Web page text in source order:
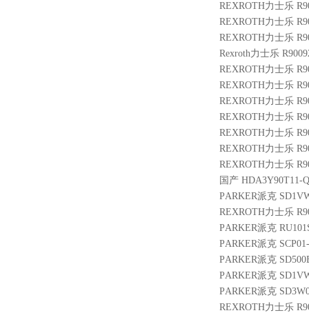
REXROTH力士乐
REXROTH力士乐
REXROTH力士乐
Rexroth力士乐
REXROTH力士乐
REXROTH力士乐
REXROTH力士乐
REXROTH力士乐
REXROTH力士乐
REXROTH力士乐
REXROTH力士乐
国产 HDA3Y90T11-
PARKER派克
REXROTH力士乐
PARKER派克
PARKER派克
PARKER派克
PARKER派克
PARKER派克
REXROTH力士乐